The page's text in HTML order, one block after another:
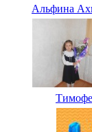
Альфина